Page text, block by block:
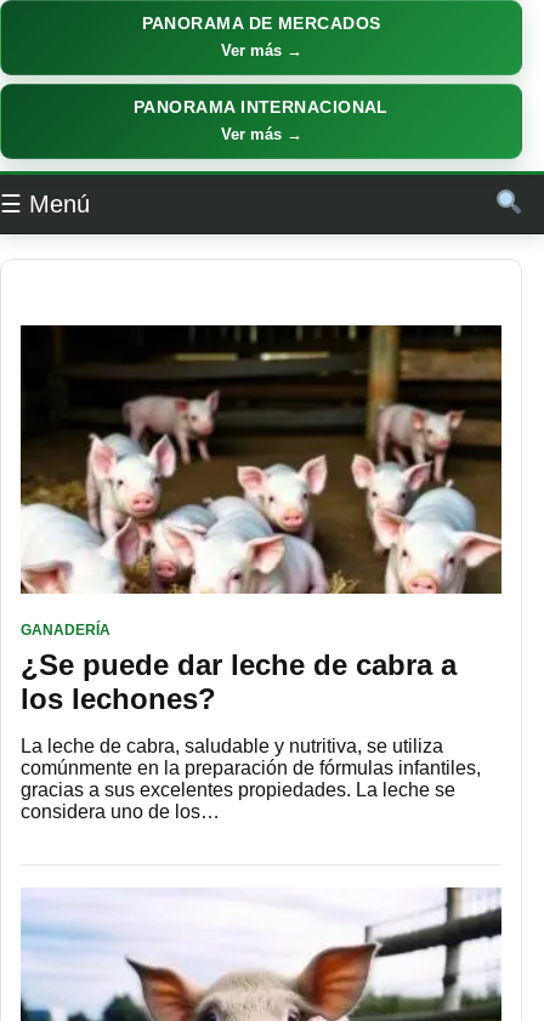
PANORAMA DE MERCADOS
Ver más →
PANORAMA INTERNACIONAL
Ver más →
☰ Menú
GANADERÍA
¿Se puede dar leche de cabra a
los lechones?
La leche de cabra, saludable y nutritiva, se utiliza
comúnmente en la preparación de fórmulas infantiles,
gracias a sus excelentes propiedades. La leche se
considera uno de los…